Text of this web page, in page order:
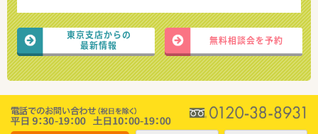
東京支店からの
最新情報
無料相談会を予約